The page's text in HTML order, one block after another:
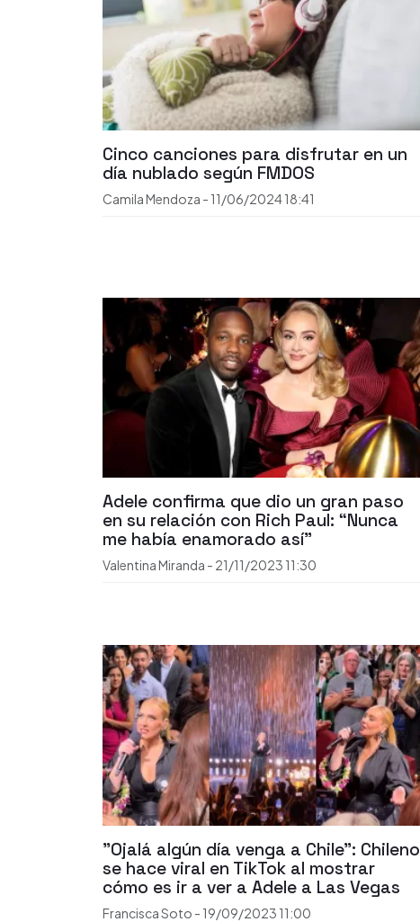
Cinco canciones para disfrutar en un
día nublado según FMDOS
Camila Mendoza - 11/06/202418:41
Adele confirma que dio un gran paso
en su relación con Rich Paul: “Nunca
me había enamorado así”
Valentina Miranda - 21/11/2023 11:30
"Ojalá algún día venga a Chile": Chileno
se hace viral en TikTok al mostrar
cómo es ir a ver a Adele a Las Vegas
Francisca Soto - 19/09/2023 11:00